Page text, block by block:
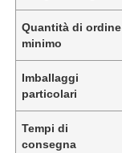
Quantità di ordine
minimo
Imballaggi
particolari
Tempi di
consegna